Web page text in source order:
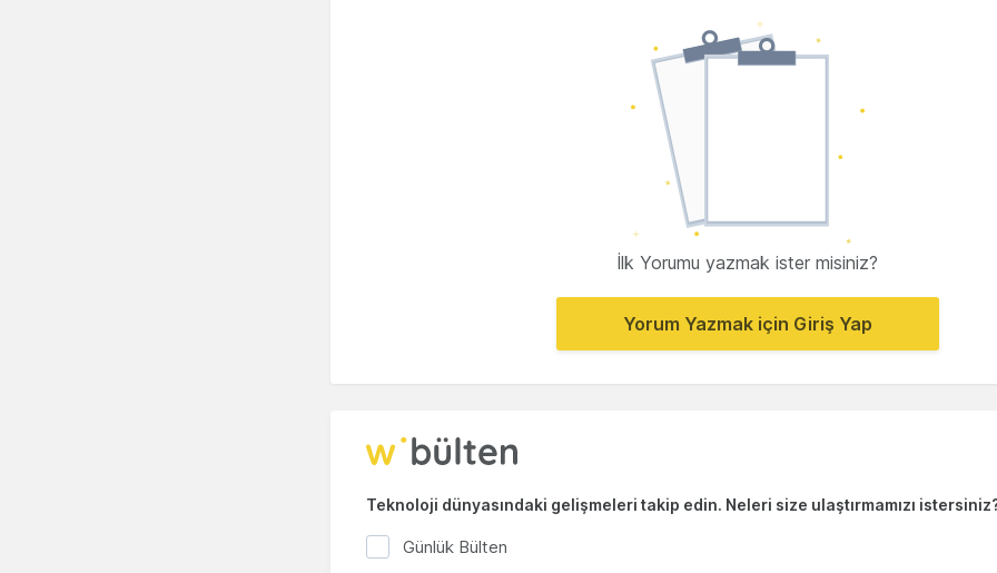
İlk Yorumu yazmak ister misiniz?
Yorum Yazmak için Giriş Yap
Teknoloji dünyasındaki gelişmeleri takip edin. Neleri size ulaştırmamızı
Günlük Bülten